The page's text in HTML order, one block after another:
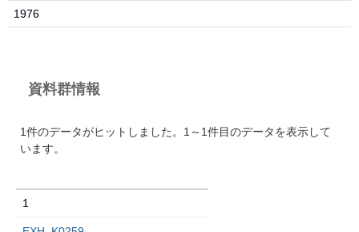
1976
資料群情報
1件のデータがヒットしました。1～1件目のデータを表示して
います。
1